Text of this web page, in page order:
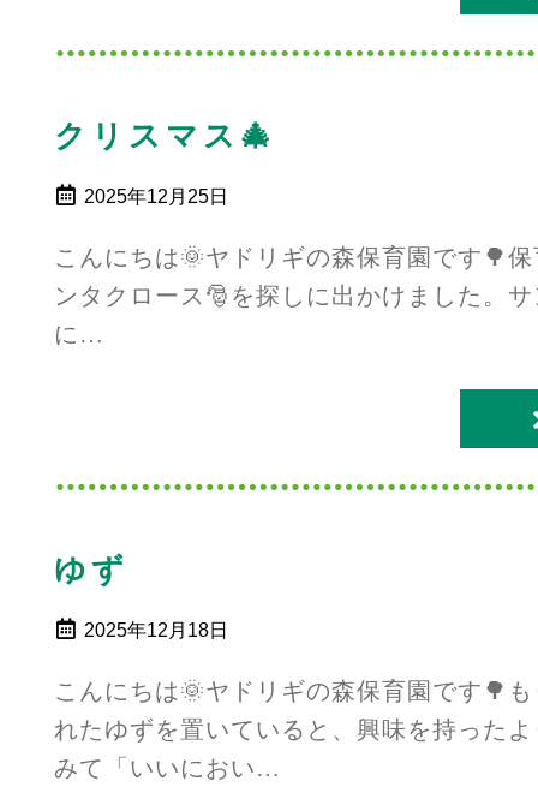
クリスマス🎄
2025年12月25日
こんにちは🌞ヤドリギの森保育園です🌳
ンタクロース🎅を探しに出かけました。
に…
ゆず
2025年12月18日
こんにちは🌞ヤドリギの森保育園です🌳
れたゆずを置いていると、興味を持った
みて「いいにおい…